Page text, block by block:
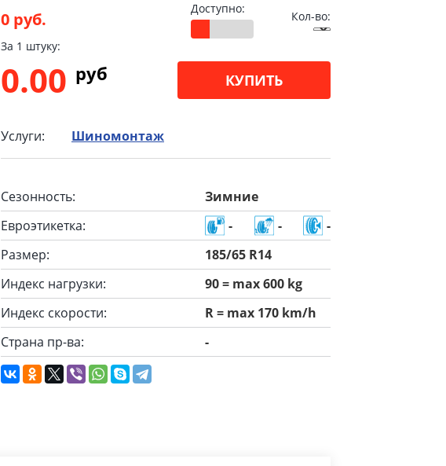
0 руб.
Доступно:
Кол-во:
За 1 штуку:
0.00 pуб КУПИТЬ
Услуги: Шиномонтаж
Сезонность:
Зимние
Евроэтикетка:
- -
-
Размер:
185/65 R14
Индекс нагрузки:
90 = max 600 kg
Индекс скорости:
R = max 170 km/h
Страна пр-ва:
-